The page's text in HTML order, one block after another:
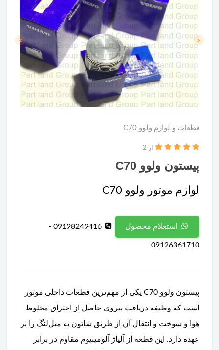
قطعات و لوازم ولوو C70
پیستون ولوو C70
از 2
لوازم موتور ولوو C70
استعلام محصول 09198249416 -
09126361710
پیستون ولوو C70 یکی از مهم‌ترین قطعات داخلی موتور
است که وظیفه دریافت نیروی حاصل از احتراق مخلوط
هوا و سوخت و انتقال آن از طریق شاتون به میل‌لنگ را بر
عهده دارد. این قطعه از آلیاژ آلومینیوم مقاوم در برابر